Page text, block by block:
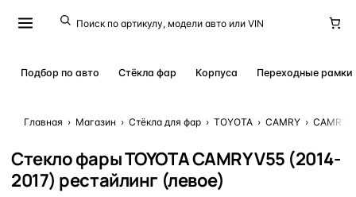
Подбор по авто Стёкла фар Корпуса Переходные рамки
Главная › Магазин › Стёкла для фар › TOYOTA › CAMRY › CAMRY
Стекло фары TOYOTA CAMRY V55 (2014-
2017) рестайлинг (левое)